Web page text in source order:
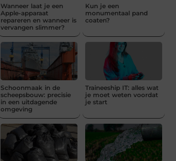
Wanneer laat je een
Apple-apparaat
repareren en wanneer is
vervangen slimmer?
Kun je een
monumentaal pand
coaten?
Schoonmaak in de
scheepsbouw: precisie
in een uitdagende
omgeving
Traineeship IT: alles wat
je moet weten voordat
je start